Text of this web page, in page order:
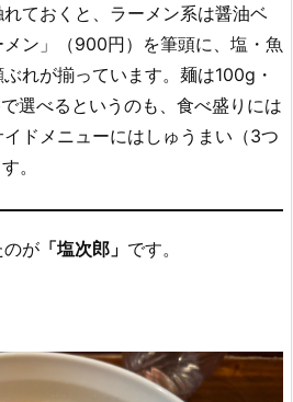
ておくと、ラーメン系は醤油ベ
ン」（900円）を筆頭に、塩・魚
れが揃っています。麺は100g・
選べるというのも、食べ盛りには
ドメニューにはしゅうまい（3つ
。
のが 「塩次郎」 です。